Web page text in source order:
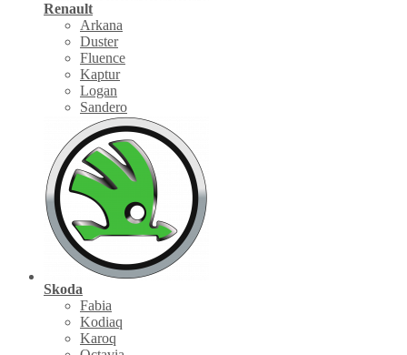
Renault
Arkana
Duster
Fluence
Kaptur
Logan
Sandero
Skoda
Fabia
Kodiaq
Karoq